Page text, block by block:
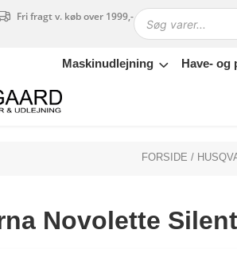
Fri fragt v. køb over 1999,-
Maskinudlejning Have- og
FORSIDE /
Novolette